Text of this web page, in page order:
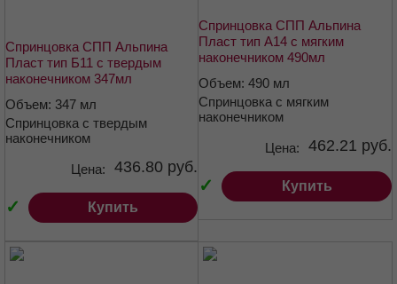
Спринцовка СПП Альпина
Пласт тип Б11 с твердым
наконечником 347мл
Объем: 347 мл
Спринцовка с твердым
наконечником
✓
Цена: 436.80 руб.
Купить
Спринцовка СПП Альпина
Пласт тип А14 с мягким
наконечником 490мл
Объем: 490 мл
Спринцовка с мягким
наконечником
✓
Цена: 462.21 руб.
Купить